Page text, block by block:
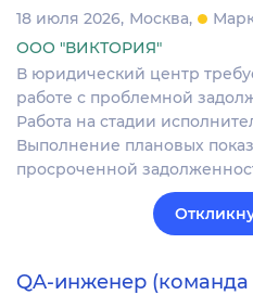
18 июля 2026 Москва
ООО "ВИКТОРИЯ"
В юридический центр
работе с проблемной
Работа на стадии
Выполнение плановых
просроченной
QA-инженер